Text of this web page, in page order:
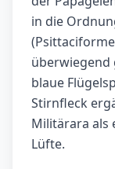
in die
überwiegend
blaue
Stirnfleck
Militärara als
Lüfte.